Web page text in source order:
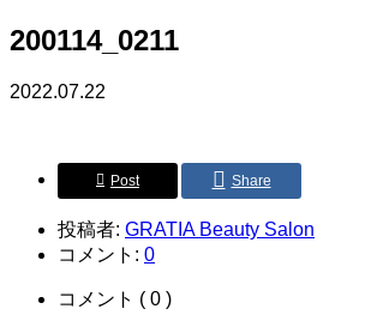
200114_0211
2022.07.22
Post Share
投稿者: GRATIA Beauty Salon
コメント: 0
コメント ( 0 )